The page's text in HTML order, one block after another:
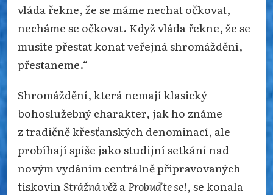
vláda řekne, že se máme nechat očkovat,
necháme se očkovat. Když vláda řekne, že se
musíte přestat konat veřejná shromáždění,
přestaneme.“
Shromáždění, která nemají klasický
bohoslužebný charakter, jak ho známe
z tradičně křesťanských denominací, ale
probíhají spíše jako studijní setkání nad
novým vydáním centrálně připravovaných
tiskovin Strážná věža Probuďte se!, se konala